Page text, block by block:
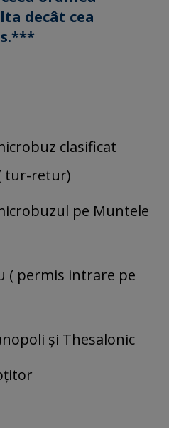
decât cea
clasificat
tur-retur)
pe Muntele
( permis intrare pe
și Thesalonic